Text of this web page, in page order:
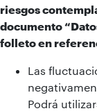
riesgos
documento
folleto en
Las
Podrá